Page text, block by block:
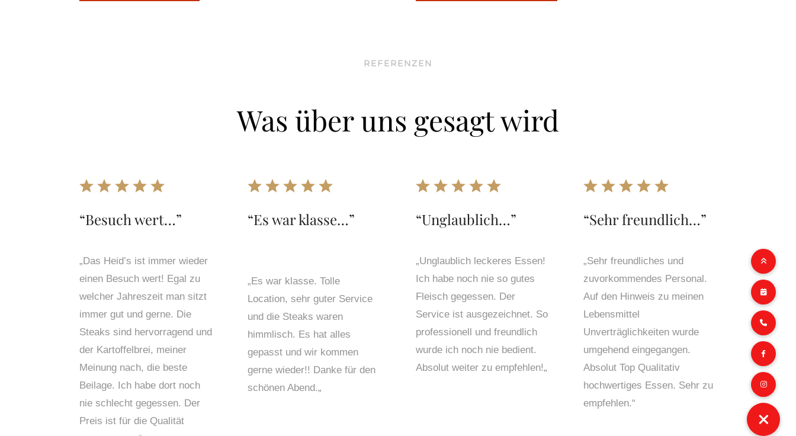
REFERENZEN
Was über uns gesagt wird
“Besuch wert…”
„Das Heid’s ist immer wieder
einen Besuch wert! Egal zu
welcher Jahreszeit man sitzt
immer gut und gerne. Die
Steaks sind hervorragend und
der Kartoffelbrei, meiner
Meinung nach, die beste
Beilage. Ich habe dort noch
nie schlecht gegessen. Der
Preis ist für die Qualität
“Es war klasse…”
„ Es war klasse. Tolle
Location, sehr guter Service
und die Steaks waren
himmlisch. Es hat alles
gepasst und wir kommen
gerne wieder!! Danke für den
schönen Abend.„
“Unglaublich…”
„Unglaublich leckeres Essen!
Ich habe noch nie so gutes
Fleisch gegessen. Der
Service ist ausgezeichnet. So
professionell und freundlich
wurde ich noch nie bedient.
Absolut weiter zu empfehlen!„
“Sehr freundlich…”
„Sehr freundliches und
zuvorkommendes Personal.
Auf den Hinweis zu meinen
Lebensmittel
Unverträglichkeiten wurde
umgehend eingegangen.
Absolut Top Qualitativ
hochwertiges Essen. Sehr zu
empfehlen.“